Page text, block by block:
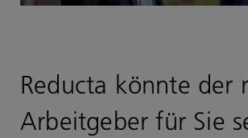
Reducta könnte der
Arbeitgeber für Sie